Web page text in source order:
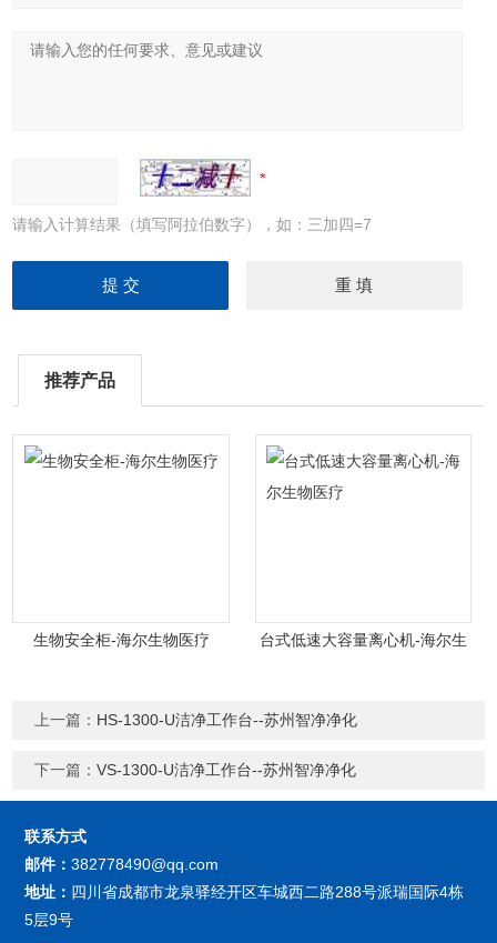
请输入计算结果（填写阿拉伯数字），如：三加四=7
推荐产品
生物安全柜-海尔生物医疗
台式低速大容量离心机-海尔生
上一篇： HS-1300-U洁净工作台--苏州智净净化
下一篇：VS-1300-U洁净工作台--苏州智净净化
联系方式
邮件：382778490@qq.com
地址： 四川省成都市龙泉驿经开区车城西二路288号派瑞国际4栋
5层9号